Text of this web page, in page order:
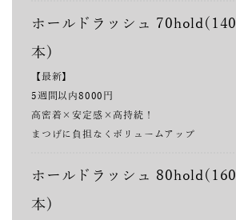
ホールドラッシュ 70hold(140
本)
【最新】
5週間以内8000円
高密着×安定感×高持続！
まつげに負担なくボリュームアップ
ホールドラッシュ 80hold(160
本)